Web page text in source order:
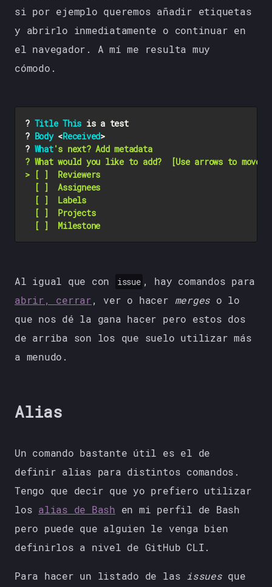
si por ejemplo queremos añadir etiquetas
y abrirlo inmediatamente o continuar en
el navegador. A mí me resulta muy
cómodo.
? Title This is a test
? Body <Received>
? What's next? Add metadata
? What would you like to add?  [Use arrows to
> [ ]  Reviewers
  [ ]  Assignees
  [ ]  Labels
  [ ]  Projects
Al igual que con issue , hay comandos para
abrir, cerrar, ver o hacer merges o lo
que nos dé la gana hacer pero estos dos
de arriba son los que suelo utilizar más
a menudo.
Alias
Un comando bastante útil es el de
definir alias para distintos comandos.
Tengo que decir que yo prefiero utilizar
los alias de Bash en mi perfil de Bash
pero puede que alguien le venga bien
definirlos a nivel de GitHub CLI.
Para hacer un listado de las issuesque